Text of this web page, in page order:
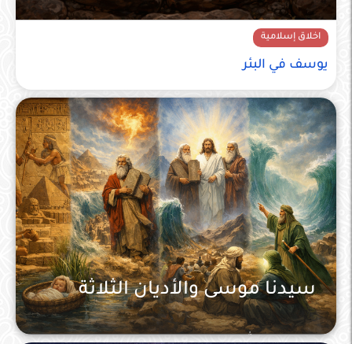
اخلاق إسلامية
يوسف في البئر
سيدنا موسى والأديان الثلاثة